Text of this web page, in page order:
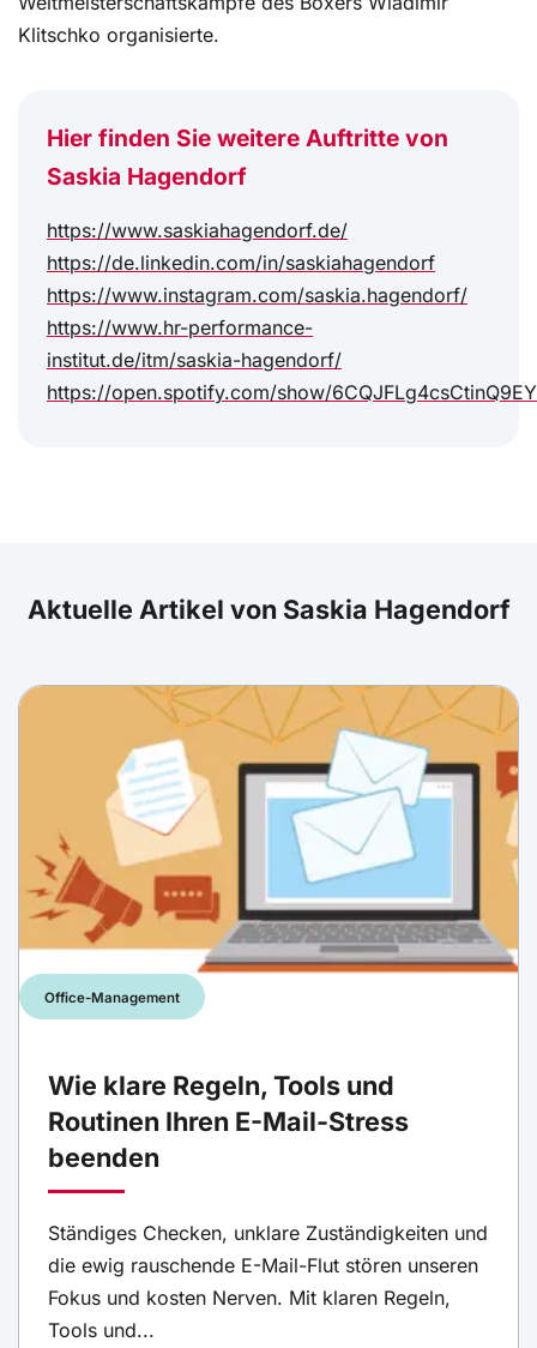
Klitschko organisierte.
Hier finden Sie weitere Auftritte von
Saskia Hagendorf
https://www.saskiahagendorf.de/
https://de.linkedin.com/in/saskiahagendorf
https://www.instagram.com/saskia.hagendorf/
https://www.hr-performance-
institut.de/itm/saskia-hagendorf/
https://open.spotify.com/show/
Aktuelle Artikel von Saskia Hagendorf
Office-Management
Wie klare Regeln, Tools und
Routinen Ihren E-Mail-Stress
beenden
Ständiges Checken, unklare Zuständigkeiten und
die ewig rauschende E-Mail-Flut stören unseren
Fokus und kosten Nerven. Mit klaren Regeln,
Tools und...